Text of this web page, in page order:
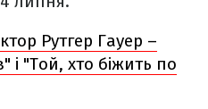
Рутгер Гауер –
і "Той, хто біжить по